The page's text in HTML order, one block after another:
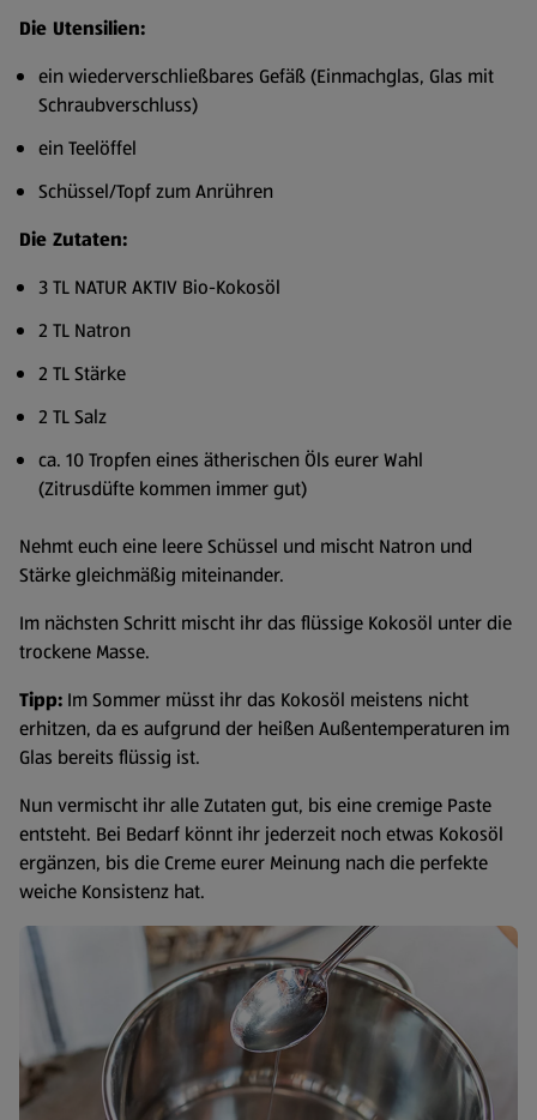
Die Utensilien:
ein wiederverschließbares Gefäß (Einmachglas, Glas mit
Schraubverschluss)
ein Teelöffel
Schüssel/Topf zum Anrühren
Die Zutaten:
3 TL NATUR AKTIV Bio-Kokosöl
2 TL Natron
2 TL Stärke
2 TL Salz
ca. 10 Tropfen eines ätherischen Öls eurer Wahl
(Zitrusdüfte kommen immer gut)
Nehmt euch eine leere Schüssel und mischt Natron und
Stärke gleichmäßig miteinander.
Im nächsten Schritt mischt ihr das flüssige Kokosöl unter die
trockene Masse.
Tipp: Im Sommer müsst ihr das Kokosöl meistens nicht
erhitzen, da es aufgrund der heißen Außentemperaturen im
Glas bereits flüssig ist.
Nun vermischt ihr alle Zutaten gut, bis eine cremige Paste
entsteht. Bei Bedarf könnt ihr jederzeit noch etwas Kokosöl
ergänzen, bis die Creme eurer Meinung nach die perfekte
weiche Konsistenz hat.